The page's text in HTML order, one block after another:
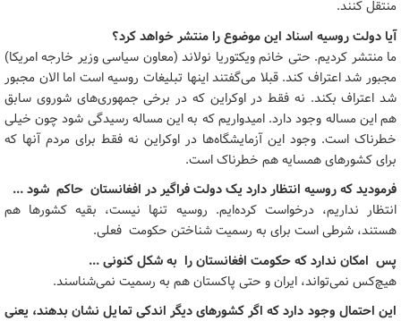
منتقل کنند.
آیا دولت روسیه اسناد این موضوع را منتشر خواهد کرد؟
ما منتشر کردیم. حتی خانم ویکتوریا نولاند (معاون سیاسی وزیر خارجه امریکا)
مجبور شد اعتراف کند. قبلا می‌گفتند اینها تبلیغات روسیه است اما الان مجبور
شد اعتراف بکند. نه فقط در اوکراین که در برخی جمهوری‌های شوروی سابق
هم این مساله وجود دارد. امیدواریم که به این مساله رسیدگی شود چون خیلی
خطرناک است. وجود این آزمایشگاه‌ها در اوکراین نه فقط برای مردم آنها که
برای کشورهای همسایه هم خطرناک است.
فرمودید که روسیه انتظار دارد یک دولت فراگیر در افغانستان حاکم شود ...
انتظار نداریم، درخواست کرده‌ایم. روسیه تنها نیست، بقیه کشورها هم
هستند، شرطی است برای به رسمیت شناختن حکومت فعلی.
پس امکان ندارد که حکومت افغانستان را به شکل کنونی ...
هیچ‌کس نمی‌تواند، ایران و حتی پاکستان هم به رسمیت نمی‌شناسند.
این احتمال وجود دارد که اگر کشورهای دیگر اندکی تمایل نشان بدهند، یعنی